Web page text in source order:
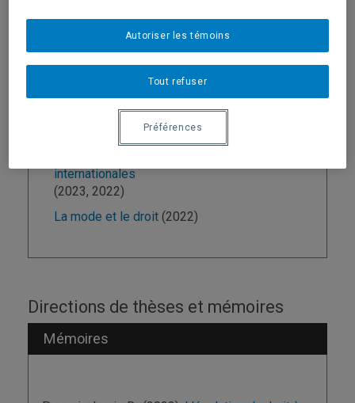
Introduction au droit des affaires (2026, 2025,
Droit international du commerce et effets
juridiques de la mondialisation
(2026, 2024, 2021)
internationales
(2023, 2022)
La mode et le droit (2022)
Directions de thèses et mémoires
Mémoires
Tout refuser
Autoriser les témoins
Préférences